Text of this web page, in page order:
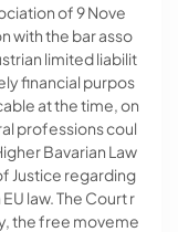
of 9 Nove
with the bar asso
limited liabilit
financial purpos
at the time, on
professions coul
Bavarian Law
Justice regarding
law. The Court r
the free moveme